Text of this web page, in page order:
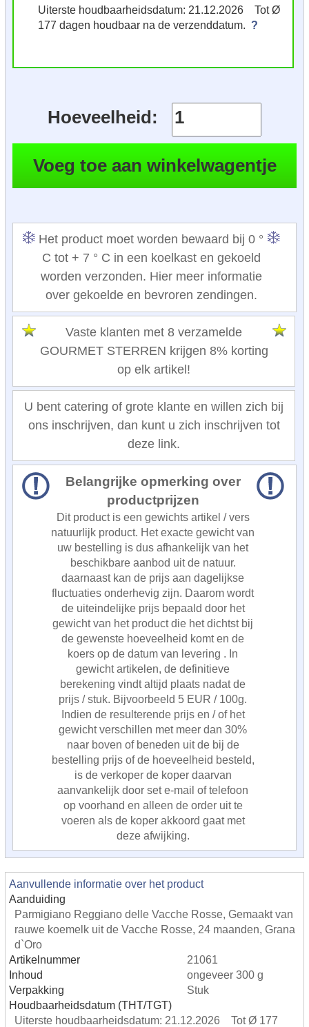
Uiterste houdbaarheidsdatum: 21.12.2026 Tot Ø
177 dagen houdbaar na de verzenddatum. ?
Hoeveelheid:
Het product moet worden bewaard bij 0 °
C tot + 7 ° C in een koelkast en gekoeld
worden verzonden. Hier meer informatie
over gekoelde en bevroren zendingen.
Vaste klanten met 8 verzamelde
GOURMET STERREN krijgen 8% korting
op elk artikel!
U bent catering of grote klante en willen zich bij
ons inschrijven, dan kunt u zich inschrijven tot
deze link.
Belangrijke opmerking over
productprijzen
Dit product is een gewichts artikel / vers
natuurlijk product. Het exacte gewicht van
uw bestelling is dus afhankelijk van het
beschikbare aanbod uit de natuur.
daarnaast kan de prijs aan dagelijkse
fluctuaties onderhevig zijn. Daarom wordt
de uiteindelijke prijs bepaald door het
gewicht van het product die het dichtst bij
de gewenste hoeveelheid komt en de
koers op de datum van levering . In
gewicht artikelen, de definitieve
berekening vindt altijd plaats nadat de
prijs / stuk. Bijvoorbeeld 5 EUR / 100g.
Indien de resulterende prijs en / of het
gewicht verschillen met meer dan 30%
naar boven of beneden uit de bij de
bestelling prijs of de hoeveelheid besteld,
is de verkoper de koper daarvan
aanvankelijk door set e-mail of telefoon
op voorhand en alleen de order uit te
voeren als de koper akkoord gaat met
deze afwijking.
Aanvullende informatie over het product
Aanduiding
Parmigiano Reggiano delle Vacche Rosse, Gemaakt van
rauwe koemelk uit de Vacche Rosse, 24 maanden, Grana
d`Oro
Artikelnummer
21061
Inhoud
ongeveer 300 g
Verpakking
Stuk
Houdbaarheidsdatum (THT/TGT)
Uiterste houdbaarheidsdatum: 21.12.2026 Tot Ø 177